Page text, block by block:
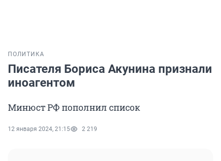
ПОЛИТИКА
Писателя Бориса Акунина признали
иноагентом
Минюст РФ пополнил список
12 января 2024, 21:15 2 219